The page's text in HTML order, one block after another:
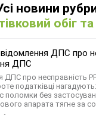
новини
обіг
ДПС про
ДПС
ДПС про несправність
податківці
поломки без
апарата тягне за